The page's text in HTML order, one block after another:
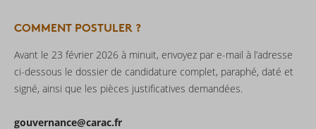
COMMENT POSTULER ?
Avant le 23 février 2026 à minuit, envoyez par e-mail à l’adresse
ci-dessous le dossier de candidature complet, paraphé, daté et
signé, ainsi que les pièces justificatives demandées.
gouvernance@carac.fr